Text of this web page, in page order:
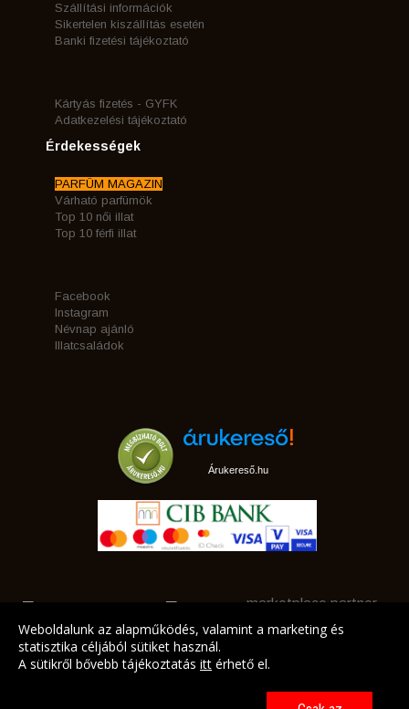
Szállítási információk
Sikertelen kiszállítás esetén
Banki fizetési tájékoztató
Kártyás fizetés - GYFK
Adatkezelési tájékoztató
Érdekességek
PARFÜM MAGAZIN
Várható parfümök
Top 10 női illat
Top 10 férfi illat
Facebook
Instagram
Névnap ajánló
Illatcsaládok
Árukereső.hu
marketplace partner
Weboldalunk az alapműködés, valamint a marketing és
statisztika céljából sütiket használ.
A sütikről bővebb tájékoztatás itt érhető el.